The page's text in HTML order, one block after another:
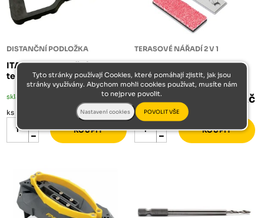
DISTANČNÍ PODLOŽKA
ITADECO Distanční
terasová podložka 7 mm
skladem 4,46 Kč
ks
TERASOVÉ NÁŘADÍ 2 V 1
TERRACE TOOL 2-IN-1
1 060 Kč
ks
Tyto stránky používají Cookies, které pomáhají zjistit, jak jsou
stránky využívány. Abychom mohli cookies používat, musíte nám
to nejprve povolit.